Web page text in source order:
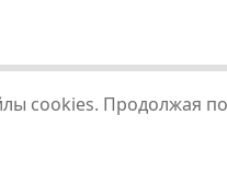
cookies. Продолжая